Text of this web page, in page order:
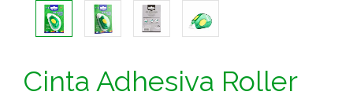
Cinta Adhesiva Roller